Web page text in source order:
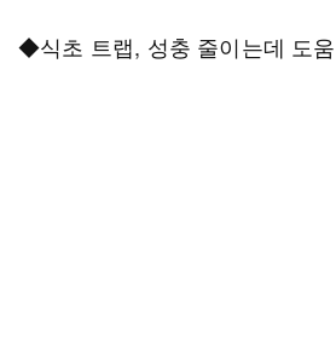
◆식초 트랩, 성충 줄이는데 도움